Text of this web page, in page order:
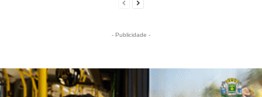
- Publicidade -